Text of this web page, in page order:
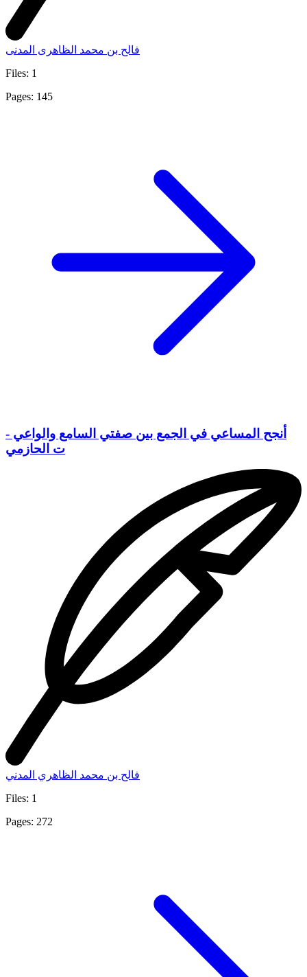
فالح بن محمد الظاهرى المدنى
Files: 1
Pages: 145
أنجح المساعي في الجمع بين صفتي السامع والواعي -
ت الحازمي
فالح بن محمد الظاهري المدني
Files: 1
Pages: 272